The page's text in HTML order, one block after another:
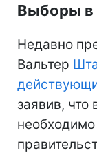
Выборы в
Недавно
Вальтер
заявив,